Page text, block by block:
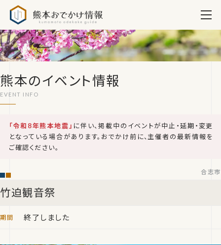
熊本のイベント情報
「令和8年熊本地震」 に伴い、掲載中のイベントが中止・延期・変更
となっている場合があります。おでかけ前に、主催者の最新情報を
ご確認ください。
竹迫観音祭
合志市
終了しました